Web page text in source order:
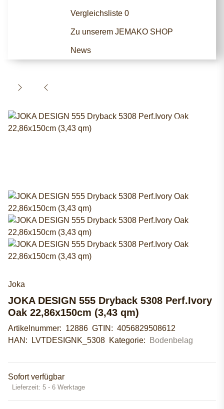
Vergleichsliste 0
Zu unserem JEMAKO SHOP
News
Joka
JOKA DESIGN 555 Dryback 5308 Perf.Ivory
Oak 22,86x150cm (3,43 qm)
Artikelnummer: 12886 GTIN: 4056829508612
HAN:
LVTDESIGNK_5308 Kategorie: Bodenbelag
Sofort verfügbar
Lieferzeit: 5 - 6 Werktage